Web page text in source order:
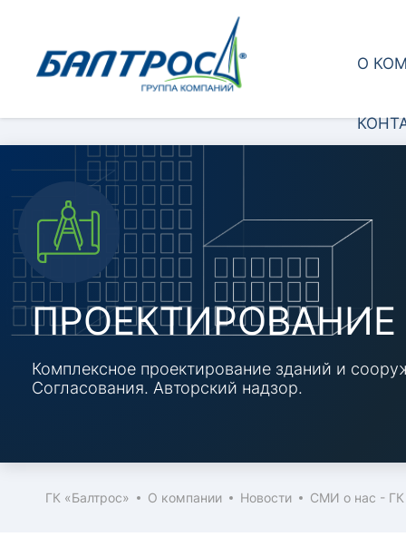
О
ПРОЕКТИРОВАНИЕ
Комплексное проектирование зданий и
Согласования. Авторский надзор.
ГК «Балтрос» О компании Новости СМИ о нас - ГК